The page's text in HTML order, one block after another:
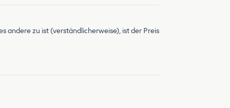
andere zu ist (verständlicherweise), ist der Preis